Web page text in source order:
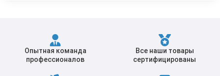
Опытная команда
профессионалов
Все наши товары
сертифицированы